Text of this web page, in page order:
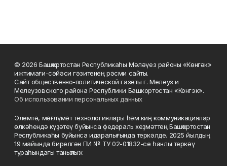
© 2026 Башҡортостан Республикаһы Мәләүез районы «Көнгәк»
ижтимағи-сәйәси гәзитенең рәсми сайты.
Сайт общественно-политической газеты г. Мелеуз и
Мелеузовского района Республики Башкортостан «Конгэк».
Об использовании персональных данных
Элемтә, мәғлүмәт технологиялары һәм киң коммуникациялар
өлкәһендә күҙәтеү буйынса федераль хеҙмәттең Башҡортостан
Республикаһы буйынса идаралығында теркәлде. 2025 йылдың
19 майында бирелгән ПИ № ТУ 02-01832-се һанлы теркәү
тураһындағы таныҡлыҡ.